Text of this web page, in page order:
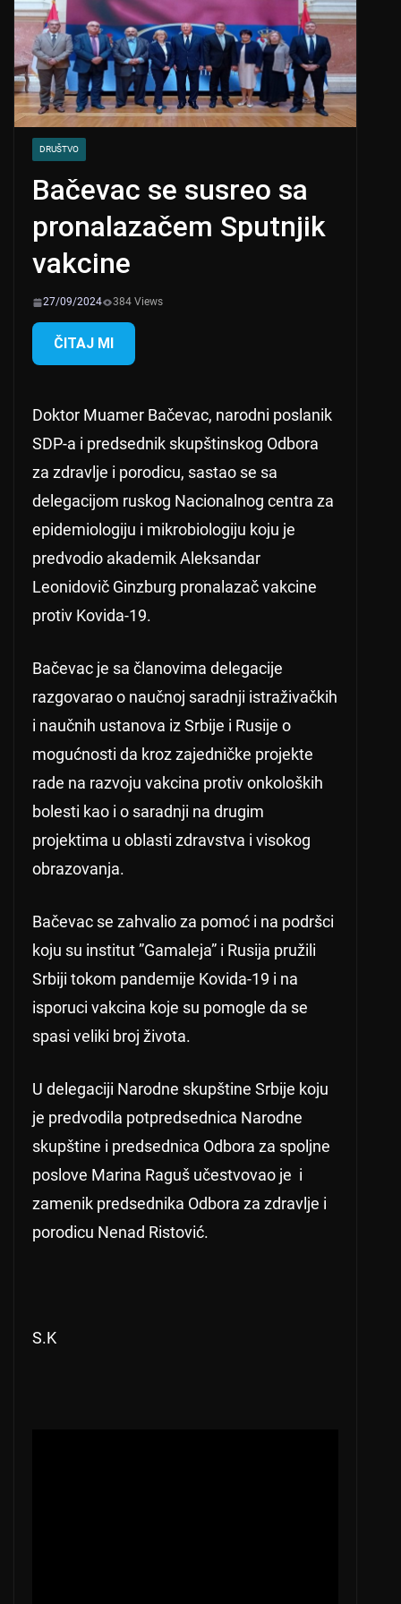
DRUŠTVO
Bačevac se susreo sa
pronalazačem Sputnjik
vakcine
27/09/2024 384 Views
ČITAJ MI
Doktor Muamer Bačevac, narodni poslanik
SDP-a i predsednik skupštinskog Odbora
za zdravlje i porodicu, sastao se sa
delegacijom ruskog Nacionalnog centra za
epidemiologiju i mikrobiologiju koju je
predvodio akademik Aleksandar
Leonidovič Ginzburg pronalazač vakcine
protiv Kovida-19.
Bačevac je sa članovima delegacije
razgovarao o naučnoj saradnji istraživačkih
i naučnih ustanova iz Srbije i Rusije o
mogućnosti da kroz zajedničke projekte
rade na razvoju vakcina protiv onkoloških
bolesti kao i o saradnji na drugim
projektima u oblasti zdravstva i visokog
obrazovanja.
Bačevac se zahvalio za pomoć i na podršci
koju su institut ”Gamaleja” i Rusija pružili
Srbiji tokom pandemije Kovida-19 i na
isporuci vakcina koje su pomogle da se
spasi veliki broj života.
U delegaciji Narodne skupštine Srbije koju
je predvodila potpredsednica Narodne
skupštine i predsednica Odbora za spoljne
poslove Marina Raguš učestvovao je i
zamenik predsednika Odbora za zdravlje i
porodicu Nenad Ristović.
S.K